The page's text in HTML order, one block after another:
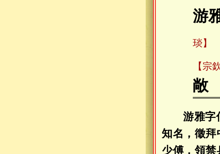
游
琰】
【宗
敞
游雅字
知名，徵拜
少傅，領